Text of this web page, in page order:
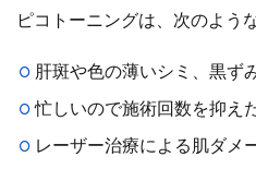
ピコトーニングは、次のよう
肝斑や色の薄いシミ、黒ず
忙しいので施術回数を抑え
レーザー治療による肌ダメ